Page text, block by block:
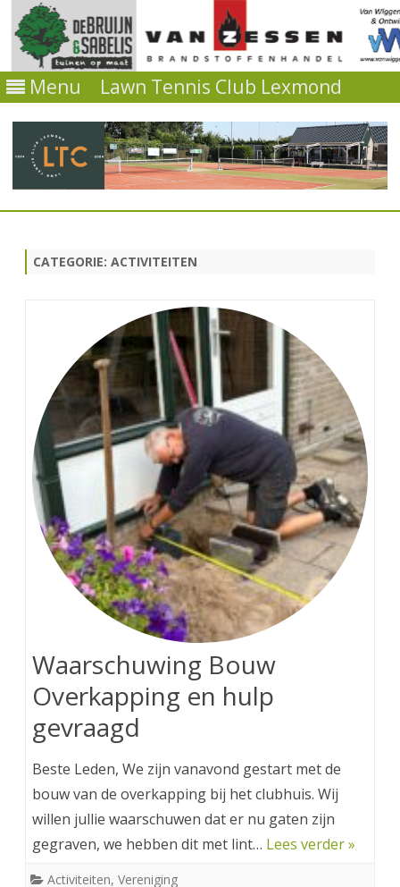
Menu Lawn Tennis Club Lexmond
CATEGORIE: ACTIVITEITEN
Waarschuwing Bouw
Overkapping en hulp
gevraagd
Beste Leden, We zijn vanavond gestart met de
bouw van de overkapping bij het clubhuis. Wij
willen jullie waarschuwen dat er nu gaten zijn
gegraven, we hebben dit met lint… Lees verder »
Activiteiten, Vereniging